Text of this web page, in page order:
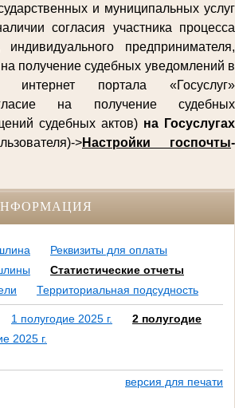
и муниципальных услуг
согласия участника процесса
индивидуального предпринимателя,
получение судебных уведомлений в
интернет портала «Госуслуг»
на получение судебных
судебных актов) на Госуслугах
>Настройки госпочты-
Реквизиты для оплаты
Статистические отчеты
Территориальная подсудность
1 полугодие 2025 г.
2 полугодие
2025 г.
версия для печати